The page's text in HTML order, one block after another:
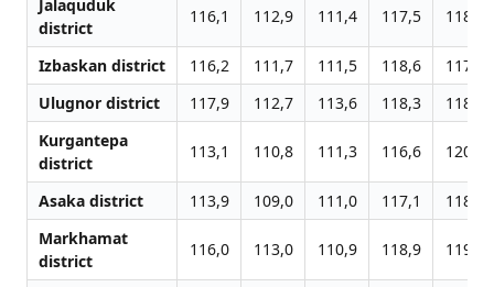
Jalаquduk
district
116,1 112,9 111,4 117,5 118,8
Izbaskan district 116,2 111,7 111,5 118,6
117,4
Ulugnor district
117,9 112,7 113,6 118,3
118,7
Kurgantepa
district
113,1 110,8 111,3 116,6 120,1
Asaka district 113,9 109,0 111,0 117,1
118,4
Markhamat
district
116,0 113,0 110,9 118,9 119,1